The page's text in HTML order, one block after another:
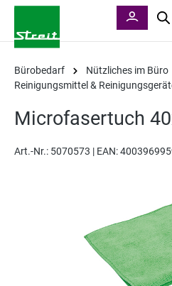
Bürobedarf
Nützliches im Büro
Reinigungsmittel &
Microfasertuch
Art.-Nr.: 5070573 | EAN: